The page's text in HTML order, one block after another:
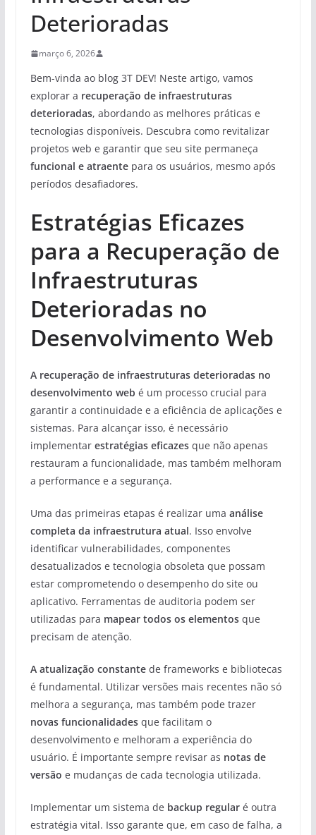
Deterioradas
março 6, 2026
Bem-vinda ao blog 3T DEV! Neste artigo, vamos
explorar a recuperação de infraestruturas
deterioradas, abordando as melhores práticas e
tecnologias disponíveis. Descubra como revitalizar
projetos web e garantir que seu site permaneça
funcional e atraentepara os usuários, mesmo após
períodos desafiadores.
Estratégias Eficazes
para a Recuperação de
Infraestruturas
Deterioradas no
Desenvolvimento Web
A recuperação de infraestruturas deterioradas no
desenvolvimento web é um processo crucial para
garantir a continuidade e a eficiência de aplicações e
sistemas. Para alcançar isso, é necessário
implementar estratégias eficazesque não apenas
restauram a funcionalidade, mas também melhoram
a performance e a segurança.
Uma das primeiras etapas é realizar uma análise
completa da infraestrutura atual. Isso envolve
identificar vulnerabilidades, componentes
desatualizados e tecnologia obsoleta que possam
estar comprometendo o desempenho do site ou
aplicativo. Ferramentas de auditoria podem ser
utilizadas para mapear todos os elementosque
precisam de atenção.
A atualização constantede frameworks e bibliotecas
é fundamental. Utilizar versões mais recentes não só
melhora a segurança, mas também pode trazer
novas funcionalidadesque facilitam o
desenvolvimento e melhoram a experiência do
usuário. É importante sempre revisar as notas de
versão e mudanças de cada tecnologia utilizada.
Implementar um sistema de backup regularé outra
estratégia vital. Isso garante que, em caso de falha, a